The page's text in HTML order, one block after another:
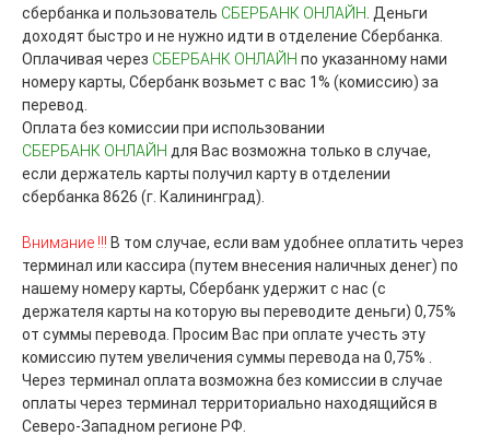
сбербанка и пользователь СБЕРБАНК ОНЛАЙН . Деньги
доходят быстро и не нужно идти в отделение Сбербанка.
Оплачивая через СБЕРБАНК ОНЛАЙН по указанному нами
номеру карты, Сбербанк возьмет с вас 1% (комиссию) за
перевод.
Оплата без комиссии при использовании
СБЕРБАНК ОНЛАЙН для Вас возможна только в случае,
если держатель карты получил карту в отделении
сбербанка 8626 (г. Калининград).
Внимание !!! В том случае, если вам удобнее оплатить через
терминал или кассира (путем внесения наличных денег) по
нашему номеру карты, Сбербанк удержит с нас (с
держателя карты на которую вы переводите деньги) 0,75%
от суммы перевода. Просим Вас при оплате учесть эту
комиссию путем увеличения суммы перевода на 0,75% .
Через терминал оплата возможна без комиссии в случае
оплаты через терминал территориально находящийся в
Северо-Западном регионе РФ.